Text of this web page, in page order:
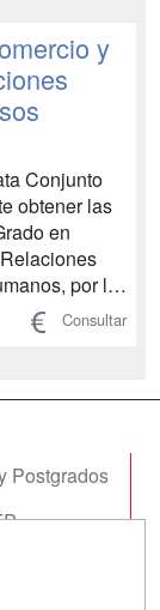
los
del y
Conjunto
obtener las
en
por la
en cincoConsultar
Postgrados